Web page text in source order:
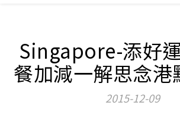
Singapore-添好
餐加減一解思念港
2015-12-09